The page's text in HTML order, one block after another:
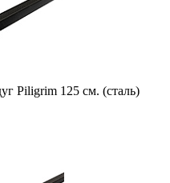
Piligrim 125 см. (сталь)